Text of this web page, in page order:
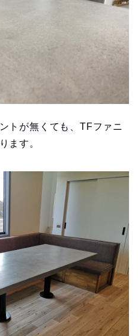
トが無くても、TFファニ
ます。